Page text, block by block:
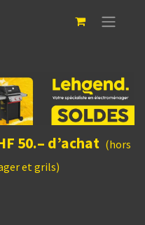
50.– d’achat (hors
et grils)